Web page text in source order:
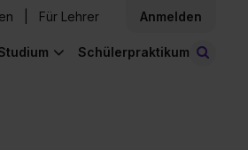
Für Lehrer Anmelden
Schülerpraktikum